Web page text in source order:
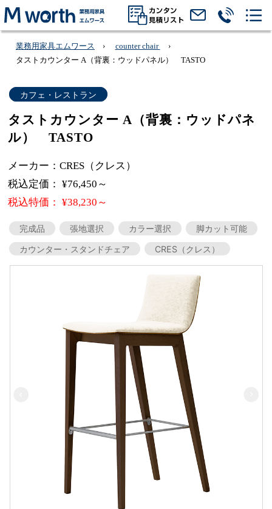
業務用家具エムワース
counter chair
タストカウンター A（背裏：ウッドパネル） TASTO
カフェ・レストラン
タストカウンター A（背裏：ウッドパネ
ル） TASTO
メーカー：CRES（クレス）
税込定価： ¥76,450～
税込特価： ¥38,230～
完成品 張地選択 カラー選択
脚カット可能
カウンター・スタンドチェア
CRES（クレス）